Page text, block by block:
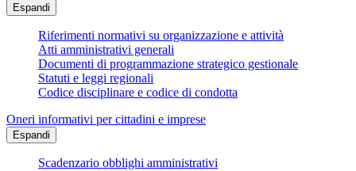
Espandi
Riferimenti normativi su organizzazione e attività
Atti amministrativi generali
Documenti di programmazione strategico gestionale
Statuti e leggi regionali
Codice disciplinare e codice di condotta
Oneri informativi per cittadini e imprese
Espandi
Scadenzario obblighi amministrativi